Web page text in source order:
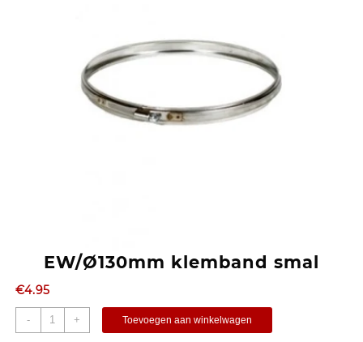
EW/Ø130mm klemband smal
€4.95
- + Toevoegen aan winkelwagen